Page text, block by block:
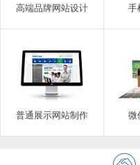
高端品牌网站设计 手
普通展示网站制作 微